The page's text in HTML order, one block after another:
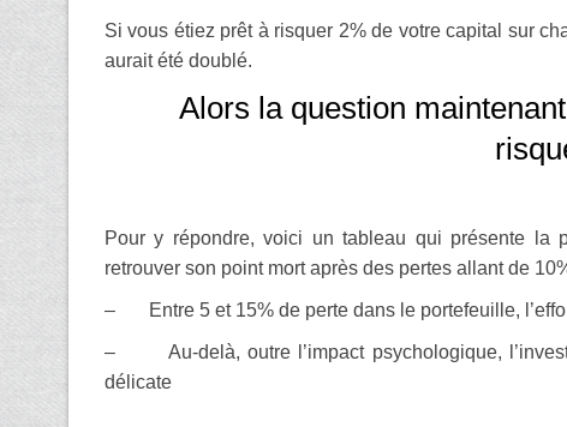
Si vous étiez prêt à risquer 2% de votre capital sur
aurait été doublé.
Alors la question
Pour y répondre, voici un tableau qui présente la
retrouver son point mort après des pertes allant de
– Entre 5 et 15% de perte dans le portefeuille,
– Au-delà, outre l’impact psychologique,
délicate